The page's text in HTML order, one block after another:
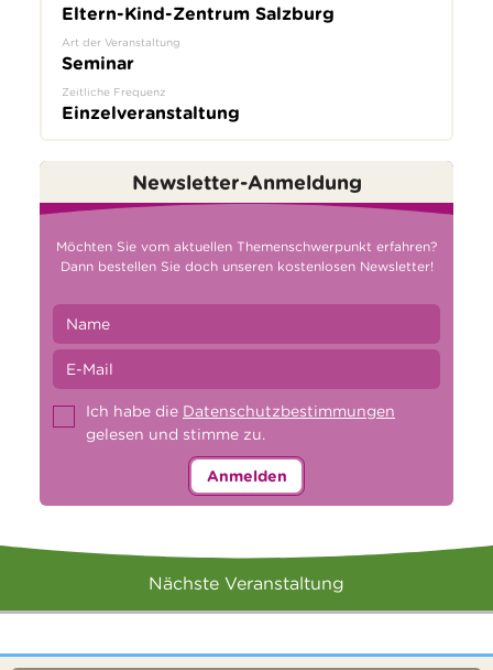
Eltern-Kind-Zentrum Salzburg
Art der Veranstaltung
Seminar
Zeitliche Frequenz
Einzelveranstaltung
Newsletter-Anmeldung
Möchten Sie vom aktuellen Themenschwerpunkt erfahren?
Dann bestellen Sie doch unseren kostenlosen Newsletter!
Ich habe die Datenschutzbestimmungen
gelesen und stimme zu.
Anmelden
Nächste Veranstaltung